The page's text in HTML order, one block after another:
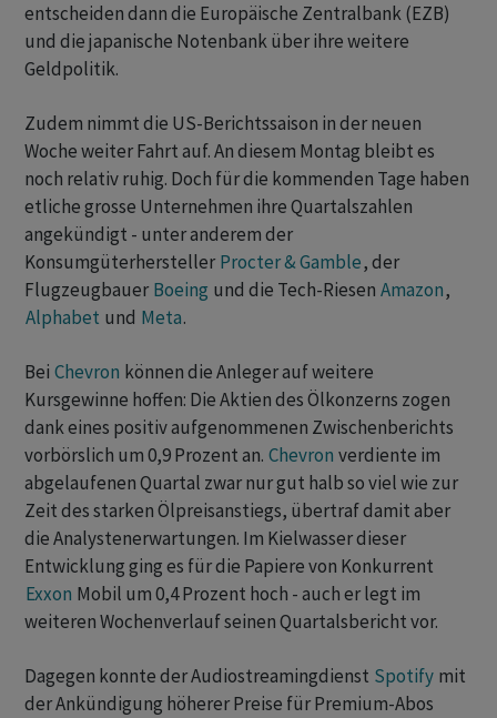
entscheiden dann die Europäische Zentralbank (EZB)
und die japanische Notenbank über ihre weitere
Geldpolitik.
Zudem nimmt die US-Berichtssaison in der neuen
Woche weiter Fahrt auf. An diesem Montag bleibt es
noch relativ ruhig. Doch für die kommenden Tage haben
etliche grosse Unternehmen ihre Quartalszahlen
angekündigt - unter anderem der
Konsumgüterhersteller Procter & Gamble, der
Flugzeugbauer Boeing und die Tech-Riesen Amazon,
Alphabet und Meta.
Bei Chevron können die Anleger auf weitere
Kursgewinne hoffen: Die Aktien des Ölkonzerns zogen
dank eines positiv aufgenommenen Zwischenberichts
vorbörslich um 0,9 Prozent an. Chevron verdiente im
abgelaufenen Quartal zwar nur gut halb so viel wie zur
Zeit des starken Ölpreisanstiegs, übertraf damit aber
die Analystenerwartungen. Im Kielwasser dieser
Entwicklung ging es für die Papiere von Konkurrent
Exxon Mobil um 0,4 Prozent hoch - auch er legt im
weiteren Wochenverlauf seinen Quartalsbericht vor.
Dagegen konnte der Audiostreamingdienst Spotify mit
der Ankündigung höherer Preise für Premium-Abos